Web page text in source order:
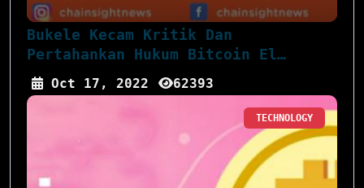
Bukele Kecam Kritik Dan
Pertahankan Hukum Bitcoin El
Salvador
Oct 17, 2022 62393
TECHNOLOGY